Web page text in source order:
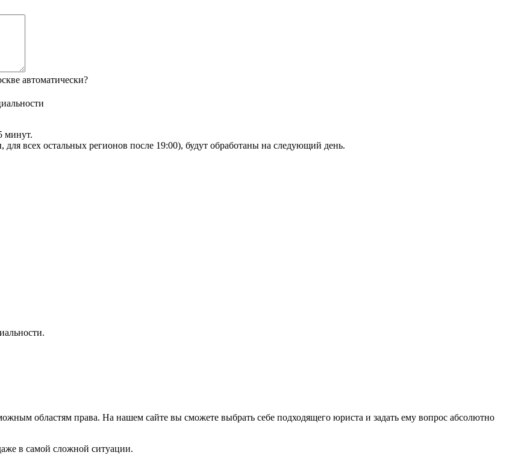
автоматически?
минут.
всех остальных регионов после 19:00), будут обработаны на следующий день.
областям права. На нашем сайте вы сможете выбрать себе подходящего юриста и задать ему вопрос абсолютно
в самой сложной ситуации.